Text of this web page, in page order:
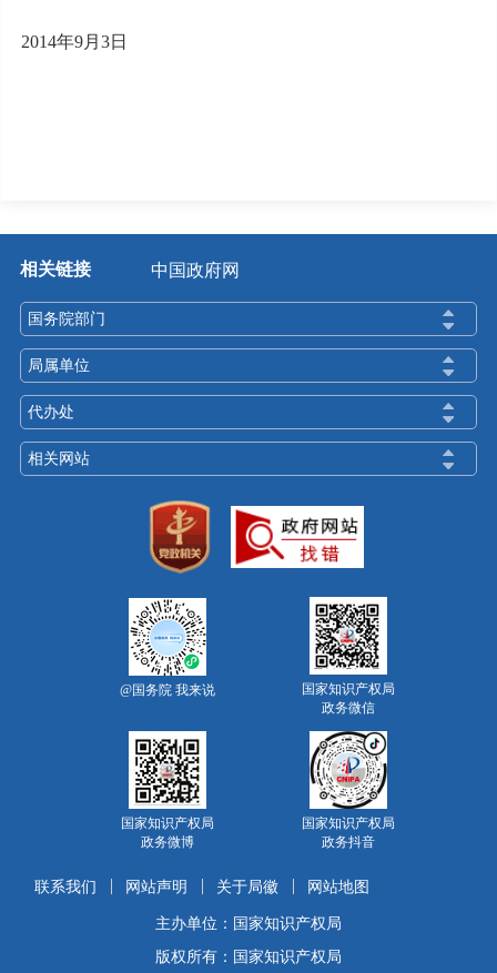
2014年9月3日
相关链接 中国政府网
国务院部门
局属单位
代办处
相关网站
@国务院 我来说
国家知识产权局
政务微信
国家知识产权局
政务微博
国家知识产权局
政务抖音
联系我们 网站声明 关于局徽 网站地图
主办单位：国家知识产权局
版权所有：国家知识产权局